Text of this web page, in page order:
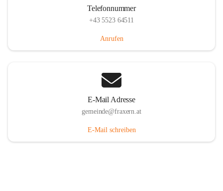
Telefonnummer
+43 5523 64511
Anrufen
E-Mail Adresse
gemeinde@fraxern.at
E-Mail schreiben